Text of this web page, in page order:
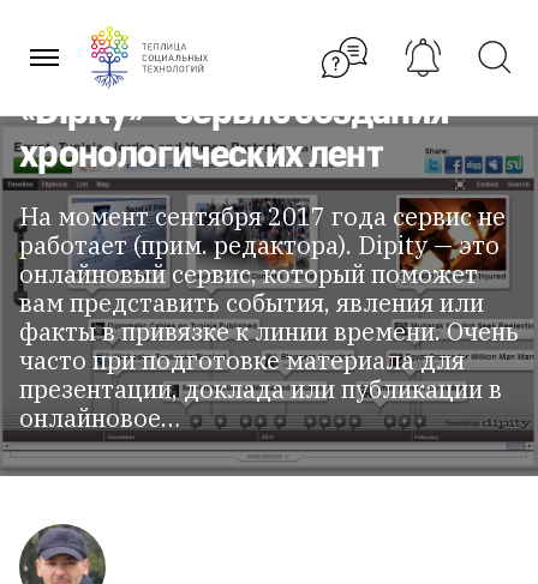
содержанию
«Dipity» – сервис создания
хронологических лент
На момент сентября 2017 года сервис не
работает (прим. редактора). Dipity — это
онлайновый сервис, который поможет
вам представить события, явления или
факты в привязке к линии времени. Очень
часто при подготовке материала для
презентации, доклада или публикации в
онлайновое…